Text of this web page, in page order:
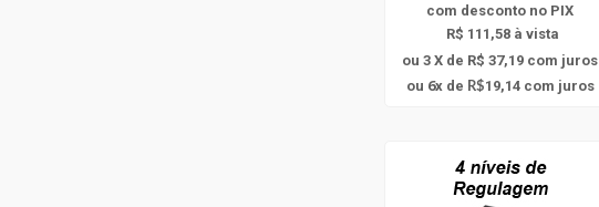
com desconto no PIX
R$ 111,58 à vista
ou 3 X de R$ 37,19 com juros
ou 6x de R$19,14com juros